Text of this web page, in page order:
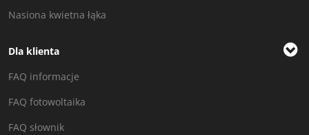
Nasiona kwietna łąka
Dla klienta
FAQ informacje
FAQ fotowoltaika
FAQ słownik